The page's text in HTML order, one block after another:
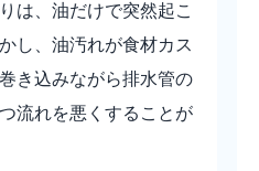
は、油だけで突然起こ
し、油汚れが食材カス
き込みながら排水管の
流れを悪くすることが